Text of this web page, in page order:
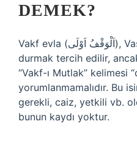
DEMEK?
Vakf evla (اَلْوَقْفُ اَوْلَى), Vasl caizdir. Dolayısıyla
durmak tercih edilir,
“Vakf-ı Mutlak” kelimesi
yorumlanmamalıdır. Bu
gerekli, caiz, yetkili vb.
bunun kaydı yoktur.